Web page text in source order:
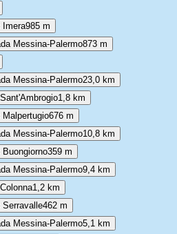
Imera985 m
Messina-Palermo873 m
Messina-Palermo23,0 km
1,8 km
676 m
Messina-Palermo10,8 km
359 m
Messina-Palermo9,4 km
1,2 km
Serravalle462 m
Messina-Palermo5,1 km